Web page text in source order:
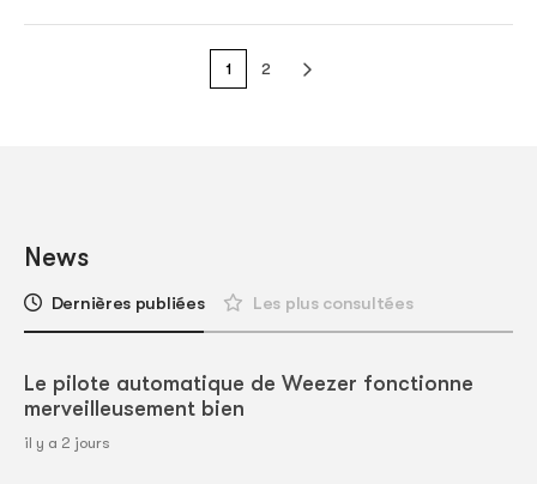
1 2
News
Dernières publiées Les plus consultées
Le pilote automatique de Weezer fonctionne
merveilleusement bien
il y a 2 jours